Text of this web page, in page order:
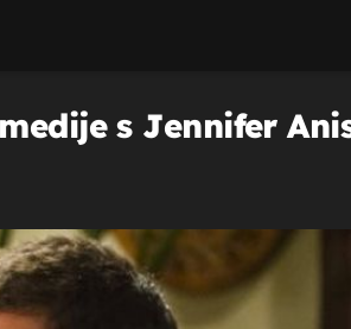
s Jennifer